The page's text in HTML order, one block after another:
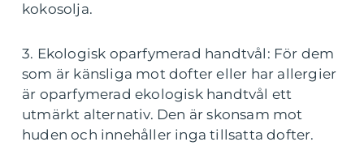
kokosolja.
3. Ekologisk oparfymerad handtvål: För dem
som är känsliga mot dofter eller har allergier
är oparfymerad ekologisk handtvål ett
utmärkt alternativ. Den är skonsam mot
huden och innehåller inga tillsatta dofter.